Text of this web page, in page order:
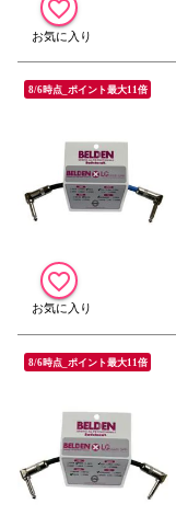
8/6時点_ポイント最大11倍
8/6時点_ポイント最大11倍